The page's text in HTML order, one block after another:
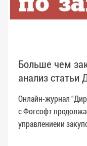
Больше чем
анализ статьи
Онлайн-журнал
с Фогсофт
управлениеии